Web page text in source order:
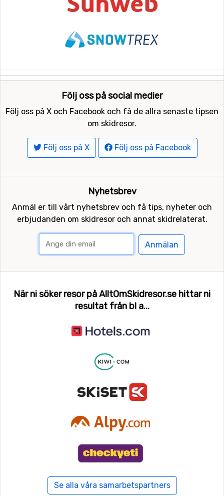
Följ oss på social medier
Följ oss på X och Facebook och få de allra senaste tipsen
om skidresor.
Följ oss på X Följ oss på Facebook
Nyhetsbrev
Anmäl er till vårt nyhetsbrev och få tips, nyheter och
erbjudanden om skidresor och annat skidrelaterat.
Anmälan
När ni söker resor på AlltOmSkidresor.se hittar ni
resultat från bl a...
Se alla våra samarbetspartners